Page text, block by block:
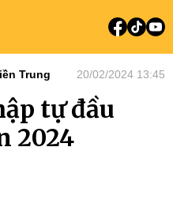
Trung 20/02/2024 13:45
tự đầu
2024